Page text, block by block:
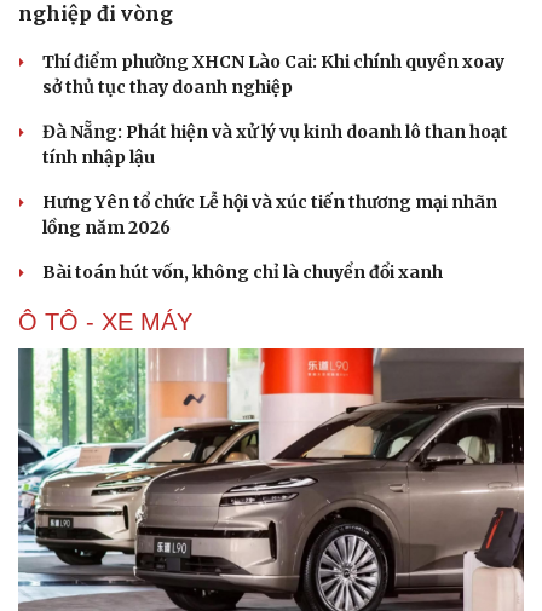
Văn hóa
Văn học
Âm nhạc
Di sản
Thời trang
nghiệp đi vòng
Thí điểm phường XHCN Lào Cai: Khi chính quyền xoay
sở thủ tục thay doanh nghiệp
Đà Nẵng: Phát hiện và xử lý vụ kinh doanh lô than hoạt
tính nhập lậu
Hưng Yên tổ chức Lễ hội và xúc tiến thương mại nhãn
lồng năm 2026
Bài toán hút vốn, không chỉ là chuyển đổi xanh
Ô TÔ - XE MÁY